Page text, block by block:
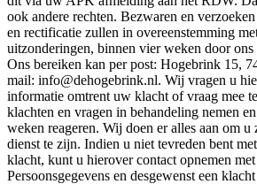
ook andere rechten. Bezwaren en
en rectificatie zullen in overeenstemming
uitzonderingen, binnen vier weken door
Ons bereiken kan per post: Hogebrink 15,
mail: info@dehogebrink.nl. Wij vragen u
informatie omtrent uw klacht of vraag mee
klachten en vragen in behandeling nemen
weken reageren. Wij doen er alles aan om
dienst te zijn. Indien u niet tevreden bent
klacht, kunt u hierover contact opnemen
Persoonsgegevens en desgewenst een